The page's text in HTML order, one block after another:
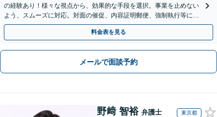
の経験あり！様々な視点から、効果的な手段を選択。事業を止めない
よう、スムーズに対応。対面の催促、内容証明郵便、強制執行等に精
通。お困りの方はすぐにご相談を【オンライン面談◎】
料金表を見る
メールで面談予約
野﨑 智裕 弁護士 東京都